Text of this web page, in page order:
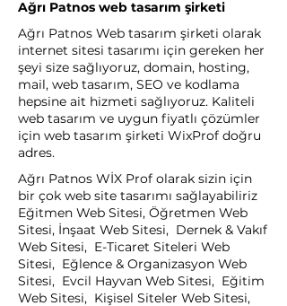
Ağrı Patnos web tasarım şirketi
Ağrı Patnos Web tasarım şirketi olarak
internet sitesi tasarımı için gereken her
şeyi size sağlıyoruz, domain, hosting,
mail, web tasarım, SEO ve kodlama
hepsine ait hizmeti sağlıyoruz. Kaliteli
web tasarım ve uygun fiyatlı çözümler
için web tasarım şirketi WixProf doğru
adres.
Ağrı Patnos WİX Prof olarak sizin için
bir çok web site tasarımı sağlayabiliriz
Eğitmen Web Sitesi, Öğretmen Web
Sitesi, İnşaat Web Sitesi, Dernek & Vakıf
Web Sitesi, E-Ticaret Siteleri Web
Sitesi, Eğlence & Organizasyon Web
Sitesi, Evcil Hayvan Web Sitesi, Eğitim
Web Sitesi, Kişisel Siteler Web Sitesi,